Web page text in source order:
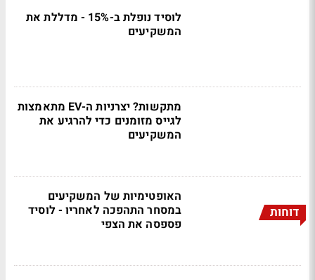
לוסיד נופלת ב-15% - מדללת את
המשקיעים
מתקשות? יצרניות ה-EV מתאמצות
לגייס מזומנים כדי להרגיע את
המשקיעים
דוחות
האופטימיות של המשקיעים
במסחר התהפכה לאחריו - לוסיד
פספסה את הצפי